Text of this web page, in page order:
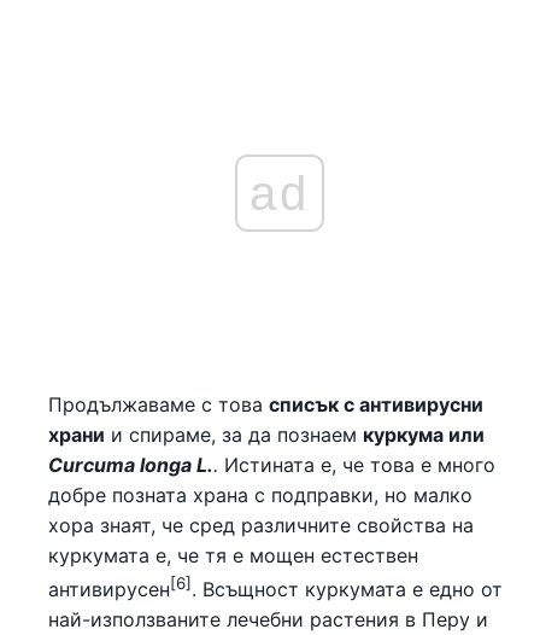
ad
Продължаваме с това списък с антивирусни
храни и спираме, за да познаем куркума или
Curcuma longa L.. Истината е, че това е много
добре позната храна с подправки, но малко
хора знаят, че сред различните свойства на
куркумата е, че тя е мощен естествен
антивирусен[6] . Всъщност куркумата е едно от
най-използваните лечебни растения в Перу и